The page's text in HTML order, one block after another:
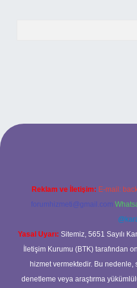
bahis sitesi
Reklam ve İletişim: E-mail:
forumhizmeti@gmail.com
Yasal Uyarı: Sitemiz, 5651 Sayılı
İletişim Kurumu (BTK) tarafından
hizmet vermektedir. Bu
denetleme veya araştırma